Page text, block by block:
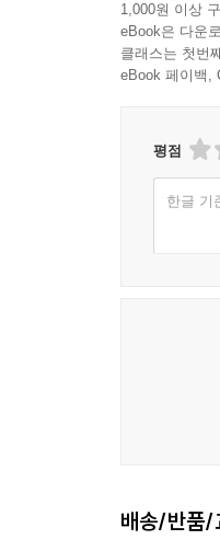
1,000원 이상
eBook은 다운
클래스는 첫번
eBook 페이백,
평점
한글 기
배송/반품/